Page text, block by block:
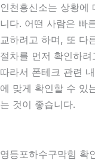
인천흥신소는 상황에
니다. 어떤 사람은 빠
교하려고 하며, 또 다
절차를 먼저 확인하
따라서 폰테크 관련
에 맞게 확인할 수 있
는 것이 좋습니다.
영등포하수구막힘